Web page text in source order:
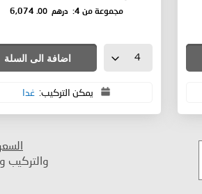
مجموعة من 4: درهم .00
اضافة الى السلة
يمكن التركيب: غدا
والتركيب